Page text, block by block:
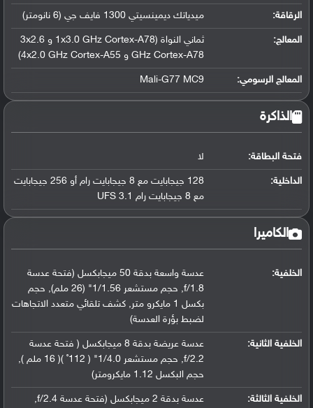
الرقاقة: ميدياتك ديمينسيتي 1300 فايف جي (6 نانومتر)
المعالج:
ثماني النواة (1x3.0 GHz Cortex-A78 و 3x2.6
GHz Cortex-A78 و 4x2.0 GHz Cortex-A55)
المعالج الرسومي:
Mali-G77 MC9
الذاكرة
فتحة البطاقة: لا
الداخلية:
128 جيجابايت مع 8 جيجابايت رام أو 256 جيجابايت
مع 8 جيجابايت رام UFS 3.1
الكاميرا
الخلفية:
عدسة واسعة بدقة 50 ميجابكسل (فتحة عدسة
f/1.8, حجم مستشعر 1/1.56" (26 ملم), حجم
بكسل 1 مايكرو متر, كشف تلقائي متعدد الاتجاهات
لضبط بؤرة العدسة)
الخلفية الثانية:
عدسة عريضة بدقة 8 ميجابكسل ( فتحة عدسة
f/2.2, حجم مستشعر 1/4.0" ( 112˚ )( 16 ملم ),
حجم البكسل 1.12 مايكرومتر)
الخلفية الثالثة:
عدسة بدقة 2 ميجابكسل (فتحة عدسة f/2.4,